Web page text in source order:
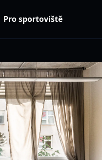
Pro sportoviště